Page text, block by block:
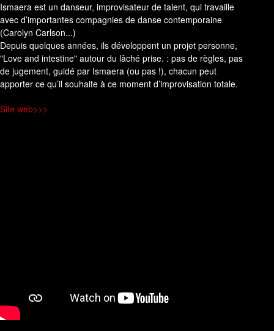
Ismaera est un danseur, improvisateur de talent, qui travaille
avec d’importantes compagnies de danse contemporaine
(Carolyn Carlson...)
Depuis quelques années, ils développent un projet personne,
"Love and intestine" autour du lâché prise. : pas de règles, pas
de jugement, guidé par Ismaera (ou pas !), chacun peut
apporter ce qu’il souhaite à ce moment d’improvisation totale.
Site web>>>